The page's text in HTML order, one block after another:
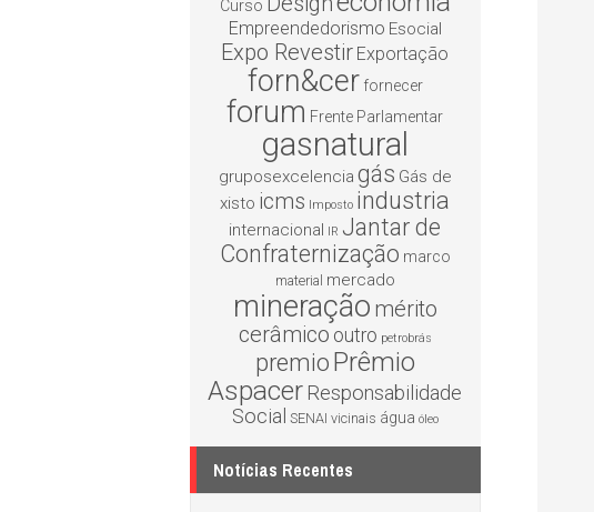
Curso
Empreendedorismo Esocial
Expo Revestir Exportação
forn&cer fornecer
forum Frente Parlamentar
gasnatural
gruposexcelencia gás Gás de
xisto icms Imposto industria
internacional IR Jantar de
Confraternização marco
material mercado
mineração mérito
cerâmico outro petrobrás
premio Prêmio
Aspacer Responsabilidade
Social SENAI vicinais água óleo
Notícias Recentes